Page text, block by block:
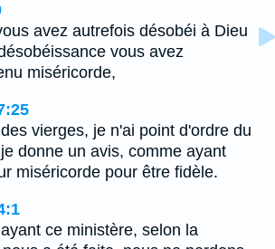
avez autrefois désobéi à Dieu
vous avez
miséricorde,
vierges, je n'ai point d'ordre du
donne un avis, comme ayant
miséricorde pour être fidèle.
ce ministère, selon la